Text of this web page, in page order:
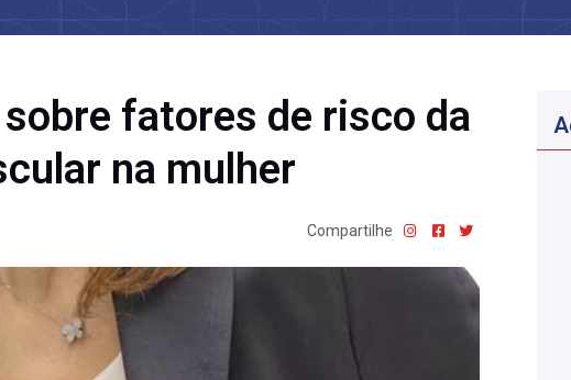
fatores de risco da
na mulher
Compartilhe